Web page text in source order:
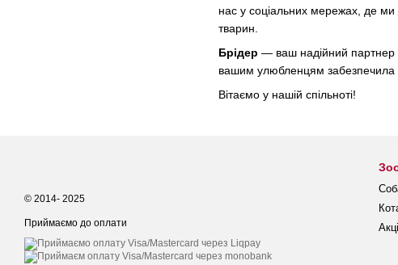
нас у соціальних мережах, де ми
тварин.
Брідер — ваш надійний партнер
вашим улюбленцям забезпечила
Вітаємо у нашій спільноті!
© 2014- 2025
Приймаємо до оплати